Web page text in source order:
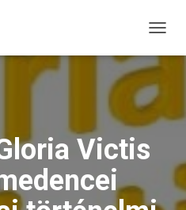
O
G
G
L
E
A
Victis